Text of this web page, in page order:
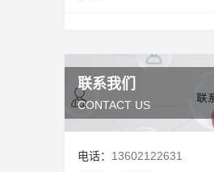
联系我们
CONTACT US
电话： 13602122631